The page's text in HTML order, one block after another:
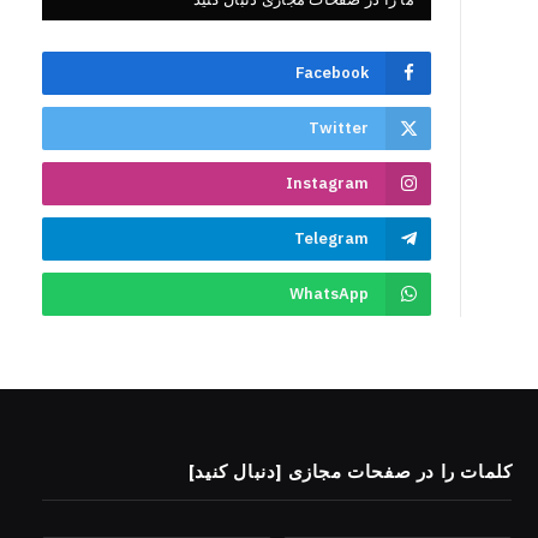
Facebook
Twitter
Instagram
Telegram
WhatsApp
کلمات را در صفحات مجازی [دنبال کنید]